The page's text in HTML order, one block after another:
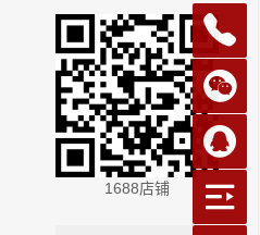
1688店铺